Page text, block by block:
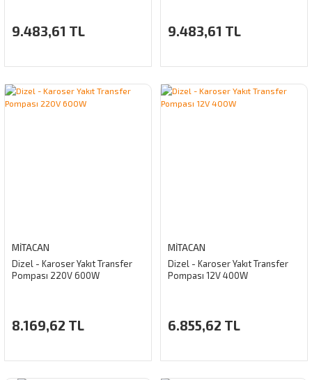
9.483,61 TL 9.483,61 TL
MİTACAN
Dizel - Karoser Yakıt Transfer
Pompası 220V 600W
8.169,62 TL
MİTACAN
Dizel - Karoser Yakıt Transfer
Pompası 12V 400W
6.855,62 TL